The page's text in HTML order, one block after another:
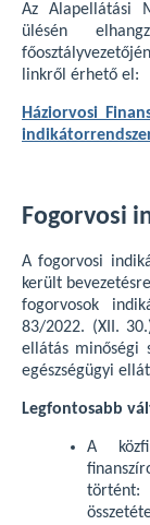
Az Alapellátási
ülésén
linkről érhető el:
Háziorvosi
Fogorvosi
A fogorvosi
került
fogorvosok
83/2022. (XII.
ellátás minőségi
egészségügyi
Legfontosabb
A
történt: